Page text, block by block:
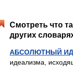
Смотреть что
других
АБСОЛЮТНЫЙ
идеализма,